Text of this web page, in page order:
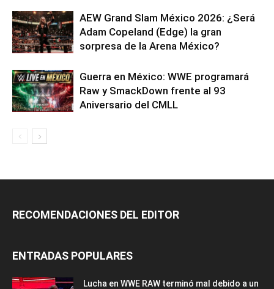
AEW Grand Slam México 2026: ¿Será
Adam Copeland (Edge) la gran
sorpresa de la Arena México?
Guerra en México: WWE programará
Raw y SmackDown frente al 93
Aniversario del CMLL
RECOMENDACIONES DEL EDITOR
ENTRADAS POPULARES
Lucha en WWE RAW terminó mal debido a un